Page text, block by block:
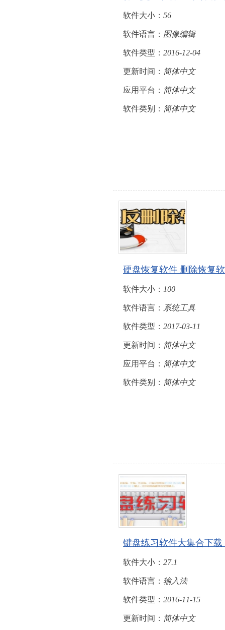
软件大小： 56
软件语言： 图像编辑
软件类型： 2016-12-04
更新时间： 简体中文
应用平台： 简体中文
软件类别： 简体中文
硬盘恢复软件 删除恢复
软件大小： 100
软件语言： 系统工具
软件类型： 2017-03-11
更新时间： 简体中文
应用平台： 简体中文
软件类别： 简体中文
键盘练习软件大集合下
软件大小： 27.1
软件语言： 输入法
软件类型： 2016-11-15
更新时间： 简体中文